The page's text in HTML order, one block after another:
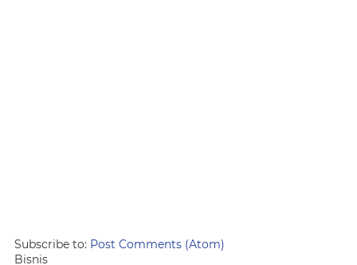
Subscribe to: Post Comments (Atom)
Bisnis